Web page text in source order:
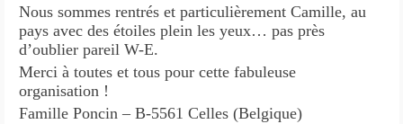
Nous sommes rentrés et particulièrement Camille, au
pays avec des étoiles plein les yeux… pas près
d’oublier pareil W-E.
Merci à toutes et tous pour cette fabuleuse
organisation !
Famille Poncin – B-5561 Celles (Belgique)